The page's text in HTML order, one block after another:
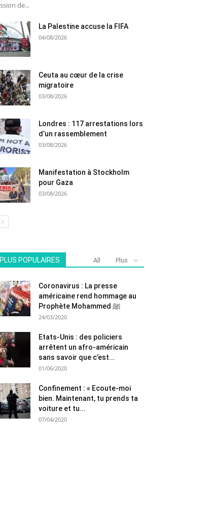
de...
La Palestine accuse la FIFA
04/08/2026
Ceuta au cœur de la crise
migratoire
03/08/2026
Londres : 117 arrestations lors
d’un rassemblement
03/08/2026
Manifestation à Stockholm
pour Gaza
03/08/2026
POPULAIRES All Plus
Coronavirus : La presse
américaine rend hommage au
Prophète Mohammed ﷺ
24/03/2020
Etats-Unis : des policiers
arrêtent un afro-américain
sans savoir que c’est...
01/06/2020
Confinement : « Ecoute-moi
bien. Maintenant, tu prends ta
voiture et tu...
07/04/2020